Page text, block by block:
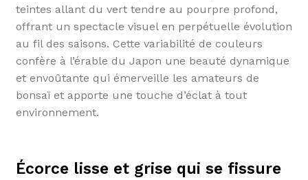
teintes allant du vert tendre au pourpre profond,
offrant un spectacle visuel en perpétuelle évolution
au fil des saisons. Cette variabilité de couleurs
confère à l’érable du Japon une beauté dynamique
et envoûtante qui émerveille les amateurs de
bonsaï et apporte une touche d’éclat à tout
environnement.
Écorce lisse et grise qui se fissure